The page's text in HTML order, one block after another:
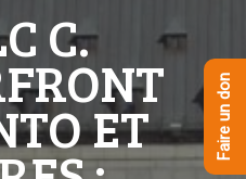
C.
ET Faire un don